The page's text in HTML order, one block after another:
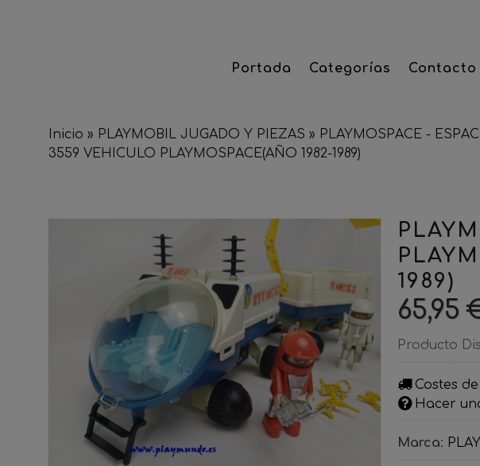
Portada Categorías Contacto
Inicio » PLAYMOBIL JUGADO Y PIEZAS » PLAYMOSPACE -
3559 VEHICULO PLAYMOSPACE(AÑO 1982-1989)
1989)
65,95
Producto
Costes
Hacer
Marca: